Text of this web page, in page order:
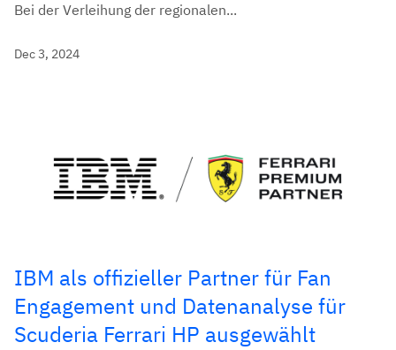
Bei der Verleihung der regionalen...
Dec 3, 2024
IBM als offizieller Partner für Fan
Engagement und Datenanalyse für
Scuderia Ferrari HP ausgewählt